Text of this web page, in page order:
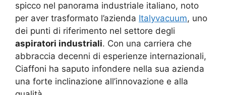
spicco nel panorama industriale italiano, noto
per aver trasformato l’azienda Italyvacuum, uno
dei punti di riferimento nel settore degli
aspiratori industriali. Con una carriera che
abbraccia decenni di esperienze internazionali,
Ciaffoni ha saputo infondere nella sua azienda
una forte inclinazione all’innovazione e alla